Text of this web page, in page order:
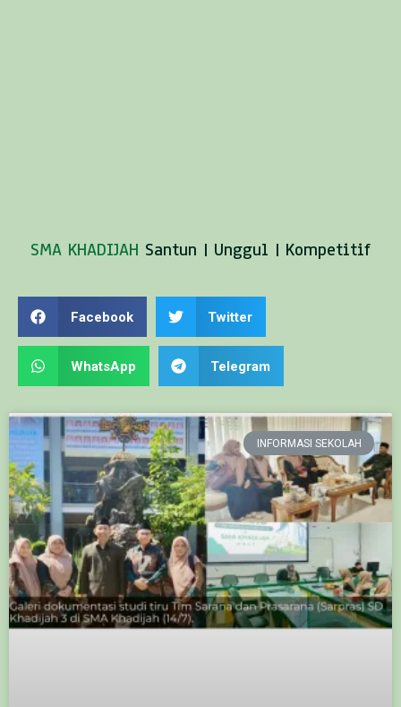
SMA KHADIJAH Santun | Unggul | Kompetitif
Facebook Twitter
WhatsApp Telegram
INFORMASI SEKOLAH